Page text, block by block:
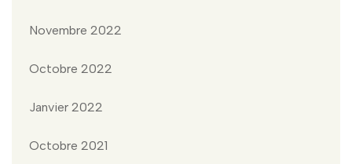
Novembre 2022
Octobre 2022
Janvier 2022
Octobre 2021